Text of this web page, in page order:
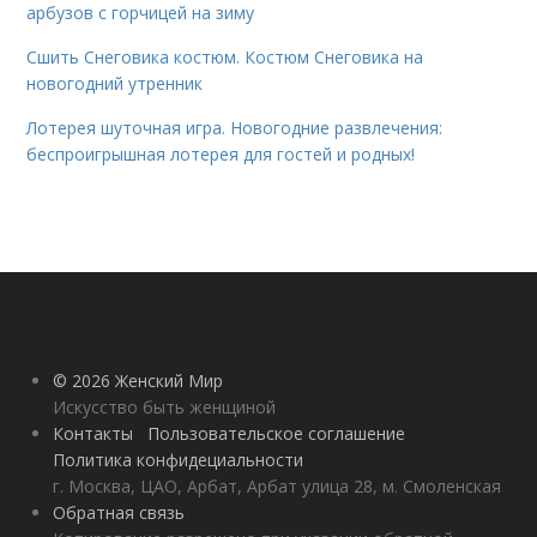
арбузов с горчицей на зиму
Сшить Снеговика костюм. Костюм Снеговика на
новогодний утренник
Лотерея шуточная игра. Новогодние развлечения:
беспроигрышная лотерея для гостей и родных!
© 2026 Женский Мир
Искусство быть женщиной
Контакты
Пользовательское соглашение
Политика конфидециальности
г. Москва, ЦАО, Арбат, Арбат улица 28, м. Смоленская
Обратная связь